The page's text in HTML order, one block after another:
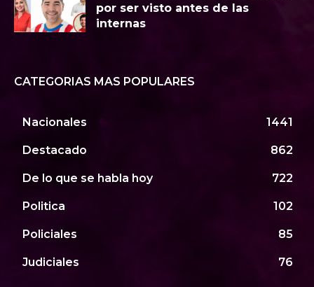
por ser visto antes de las
internas
CATEGORIAS MAS POPULARES
Nacionales 1441
Destacado 862
De lo que se habla hoy 722
Politica 102
Policiales 85
Judiciales 76